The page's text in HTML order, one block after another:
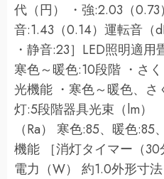
代（円） ・強:2.03（
音:1.43（0.14）運転音（
・静音:23］LED照明適用
寒色～暖色:10段階 ・さ
光機能 ・寒色～暖色、さ
灯:5段階器具光束（lm）
（Ra） 寒色:85、暖色
機能 ［消灯タイマー（
電力（W） 約1.0外形寸